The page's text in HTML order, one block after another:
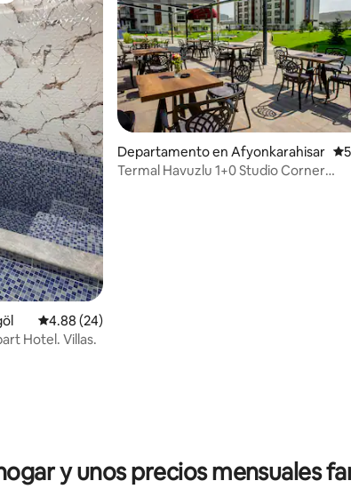
Calificación promedio: 4.88 de 5; 24 evaluaciones
4.88 (24)
Hotel. Villas.
Departamento en Afyonkarahisar
Termal Havuzlu 1+0 Studio Corner
y unos precios mensuales